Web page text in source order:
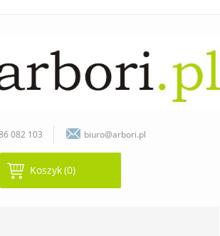
082 103 biuro@arbori.pl
Koszyk(0)